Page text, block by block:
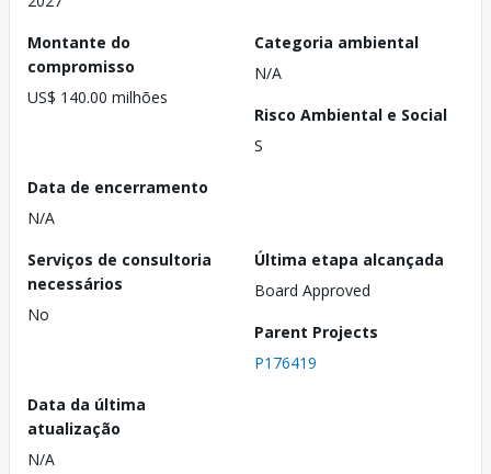
Montante do
compromisso
US$ 140.00 milhões
Categoria ambiental
N/A
Risco Ambiental e Social
S
Data de encerramento
N/A
Serviços de consultoria
necessários
No
Última etapa alcançada
Board Approved
Parent Projects
P176419
Data da última
atualização
N/A